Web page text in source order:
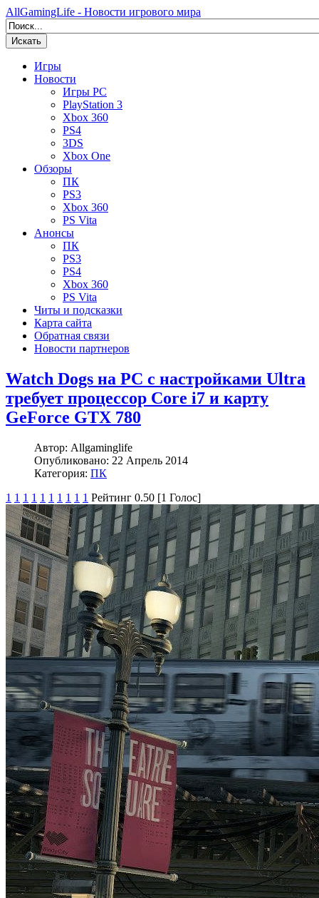
AllGamingLife - Новости игрового мира
Искать
Игры
Новости
Игры PC
PlayStation 3
Xbox 360
PS4
3DS
Xbox One
Обзоры
ПК
PS3
Xbox 360
PS Vita
Анонсы
ПК
PS3
PS4
Xbox 360
PS Vita
Читы и подсказки
Карта сайта
Обратная связи
Новости партнеров
Watch Dogs на PC с настройками Ultra
требует процессор Core i7 и карту
GeForce GTX 780
Автор: Allgaminglife
Опубликовано: 22 Апрель 2014
Категория: ПК
1 1 1 1 1 1 1 1 1 1 Рейтинг 0.50 [1 Голос]